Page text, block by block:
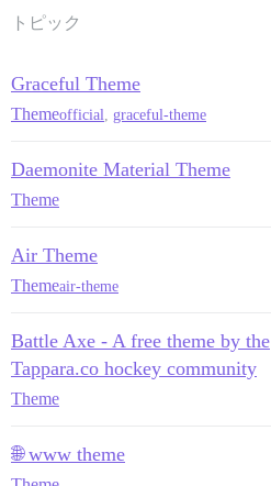
トピック
Graceful Theme
Themeofficial graceful-theme
Daemonite Material Theme
Theme
Air Theme
Themeair-theme
Battle Axe - A free theme by the
Tappara.co hockey community
Theme
🌐 www theme